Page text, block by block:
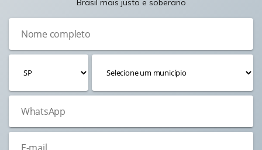
Brasil mais justo e soberano